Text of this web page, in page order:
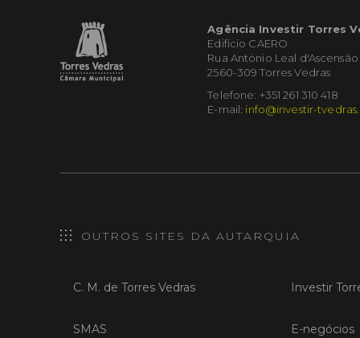
Agência Investir Torres
Edifício CAERO
Rua António Leal d'Ascensão
2560-309 Torres Vedras
Telefone: +351 261 310 418
E-mail: info@investir-
OUTROS SITES DA AUTARQUIA
C. M. de Torres Vedras
SMAS
Investir
E-negócios